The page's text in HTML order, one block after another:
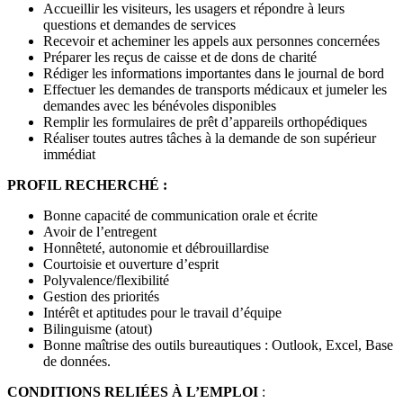
Accueillir les visiteurs, les usagers et répondre à leurs
questions et demandes de services
Recevoir et acheminer les appels aux personnes concernées
Préparer les reçus de caisse et de dons de charité
Rédiger les informations importantes dans le journal de bord
Effectuer les demandes de transports médicaux et jumeler les
demandes avec les bénévoles disponibles
Remplir les formulaires de prêt d’appareils orthopédiques
Réaliser toutes autres tâches à la demande de son supérieur
immédiat
PROFIL RECHERCHÉ :
Bonne capacité de communication orale et écrite
Avoir de l’entregent
Honnêteté, autonomie et débrouillardise
Courtoisie et ouverture d’esprit
Polyvalence/flexibilité
Gestion des priorités
Intérêt et aptitudes pour le travail d’équipe
Bilinguisme (atout)
Bonne maîtrise des outils bureautiques : Outlook, Excel, Base
de données.
CONDITIONS RELIÉES À L’EMPLOI :